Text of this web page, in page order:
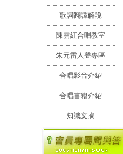
歌詞翻譯解說
陳雲紅合唱教室
朱元雷人聲專區
合唱影音介紹
合唱書籍介紹
知識文摘